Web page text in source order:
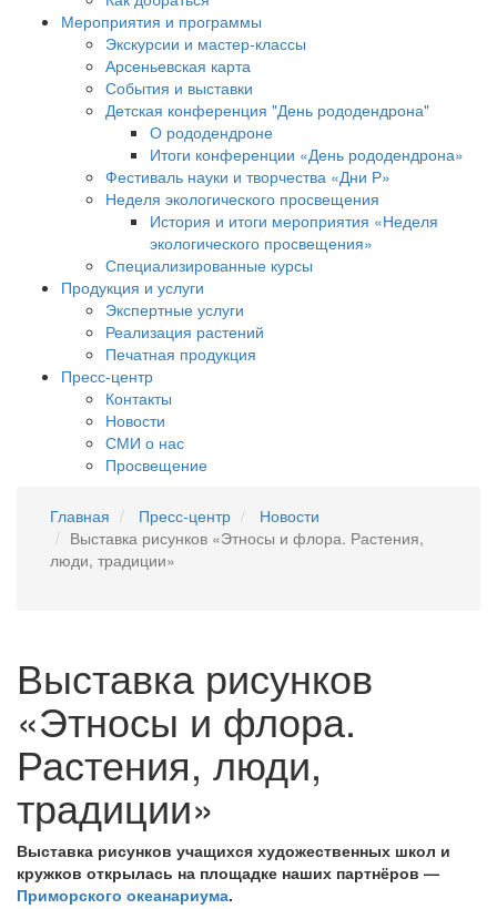
Мероприятия и программы
Экскурсии и мастер-классы
Арсеньевская карта
События и выставки
Детская конференция "День рододендрона"
О рододендроне
Итоги конференции «День рододендрона»
Фестиваль науки и творчества «Дни Р»
Неделя экологического просвещения
История и итоги мероприятия «Неделя
экологического просвещения»
Специализированные курсы
Продукция и услуги
Экспертные услуги
Реализация растений
Печатная продукция
Пресс-центр
Контакты
Новости
СМИ о нас
Просвещение
Главная Пресс-центр
Новости
Выставка рисунков «Этносы и флора. Растения,
люди, традиции»
Выставка рисунков
«Этносы и флора.
Растения, люди,
традиции»
Выставка рисунков учащихся художественных школ и
кружков открылась на площадке наших партнёров —
Приморского океанариума.